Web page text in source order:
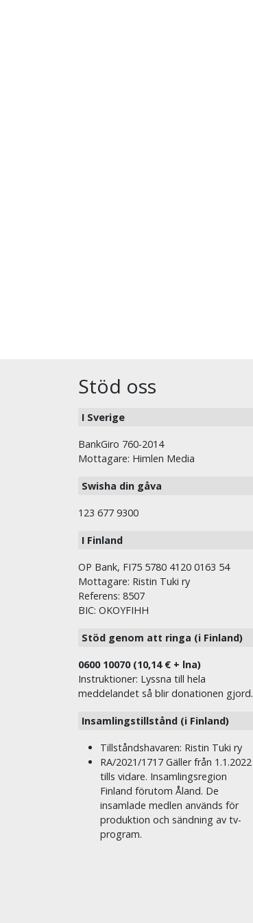
Stöd oss
I Sverige
BankGiro 760-2014
Mottagare: Himlen Media
Swisha din gåva
123 677 9300
I Finland
OP Bank, FI75 5780 4120 0163 54
Mottagare: Ristin Tuki ry
Referens: 8507
BIC: OKOYFIHH
Stöd genom att ringa (i Finland)
0600 10070 (10,14 € + lna)
Instruktioner: Lyssna till hela
meddelandet så blir donationen gjord.
Insamlingstillstånd (i Finland)
Tillståndshavaren: Ristin Tuki ry
RA/2021/1717 Gäller från 1.1.2022
tills vidare. Insamlingsregion
Finland förutom Åland. De
insamlade medlen används för
produktion och sändning av tv-
program.